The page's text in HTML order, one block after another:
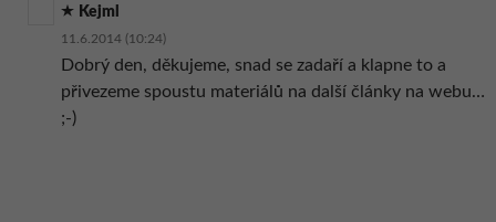
Kejml
11.6.2014 (10:24)
Dobrý den, děkujeme, snad se zadaří a klapne to a
přivezeme spoustu materiálů na další články na webu…
;-)